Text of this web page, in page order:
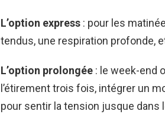
L’option express : pour les
tendus, une respiration profonde,
L’option prolongée : le week-end
l’étirement trois fois, intégrer un
pour sentir la tension jusque dans